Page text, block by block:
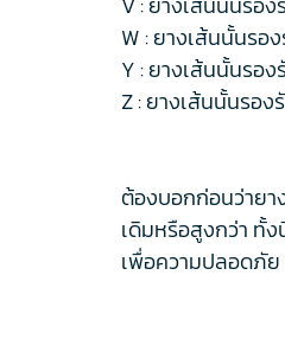
W : ยางเส้นนั้นรอ
Y : ยางเส้นนั้นรอ
Z : ยางเส้นนั้นรอ
ต้องบอกก่อนว่ายา
เดิมหรือสูงกว่า ทั้ง
เพื่อความปลอดภัย